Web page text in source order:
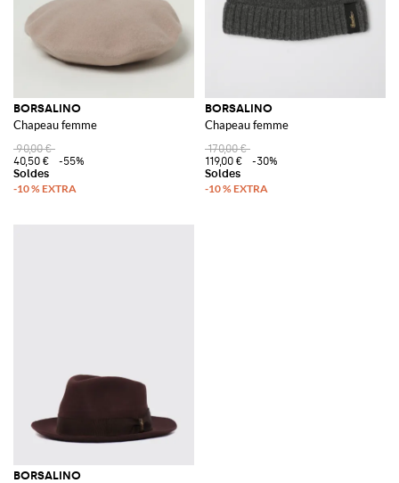
BORSALINO
Chapeau femme
90,00 €
40,50 €
-55%
BORSALINO
Chapeau femme
170,00 €
119,00 €
-30%
BORSALINO